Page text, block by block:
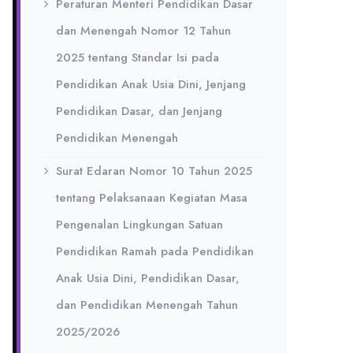
Peraturan Menteri Pendidikan Dasar
dan Menengah Nomor 12 Tahun
2025 tentang Standar Isi pada
Pendidikan Anak Usia Dini, Jenjang
Pendidikan Dasar, dan Jenjang
Pendidikan Menengah
Surat Edaran Nomor 10 Tahun 2025
tentang Pelaksanaan Kegiatan Masa
Pengenalan Lingkungan Satuan
Pendidikan Ramah pada Pendidikan
Anak Usia Dini, Pendidikan Dasar,
dan Pendidikan Menengah Tahun
2025/2026